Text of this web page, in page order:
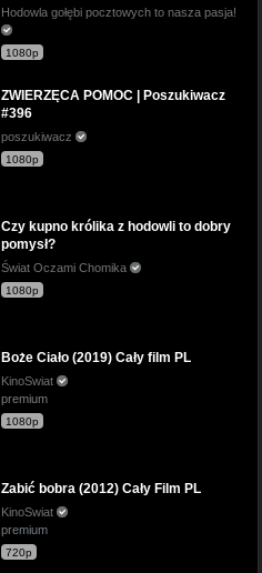
Hodowla gołębi pocztowych to nasza pasja!
1080p
ZWIERZĘCA POMOC | Poszukiwacz
#396
poszukiwacz
1080p
Czy kupno królika z hodowli to dobry
pomysł?
Świat Oczami Chomika
1080p
Boże Ciało (2019) Cały film PL
KinoSwiat
premium
1080p
Zabić bobra (2012) Cały Film PL
KinoSwiat
premium
720p